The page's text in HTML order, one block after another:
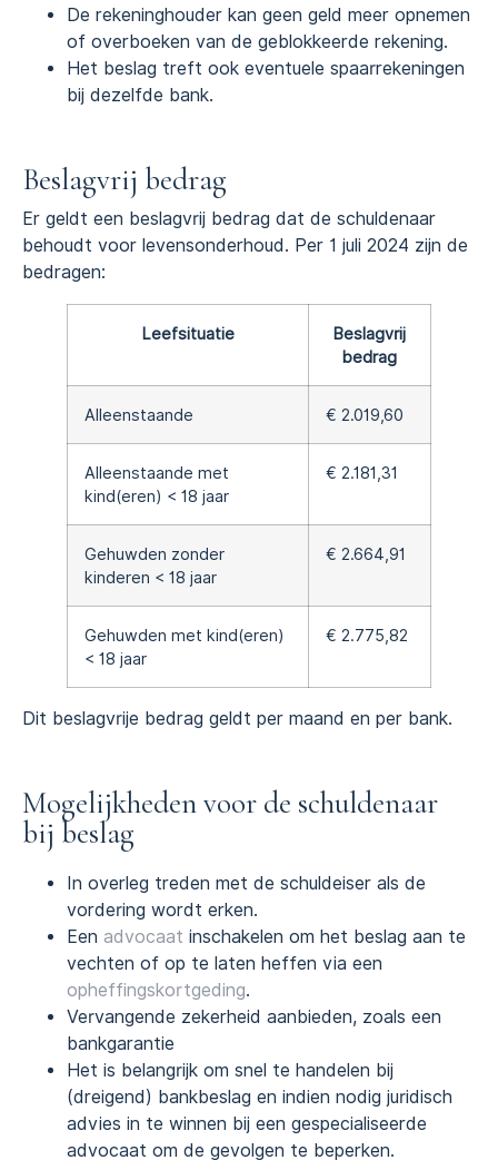
De rekeninghouder kan geen geld meer opnemen
of overboeken van de geblokkeerde rekening.
Het beslag treft ook eventuele spaarrekeningen
bij dezelfde bank.
Beslagvrij bedrag
Er geldt een beslagvrij bedrag dat de schuldenaar
behoudt voor levensonderhoud. Per 1 juli 2024 zijn de
bedragen:
Leefsituatie
Beslagvrij
bedrag
Alleenstaande € 2.019,60
Alleenstaande met
kind(eren) < 18 jaar
€ 2.181,31
Gehuwden zonder
kinderen < 18 jaar
€ 2.664,91
Gehuwden met kind(eren)
< 18 jaar
€ 2.775,82
Dit beslagvrije bedrag geldt per maand en per bank.
Mogelijkheden voor de schuldenaar
bij beslag
In overleg treden met de schuldeiser als de
vordering wordt erken.
Een advocaat inschakelen om het beslag aan te
vechten of op te laten heffen via een
opheffingskortgeding.
Vervangende zekerheid aanbieden, zoals een
bankgarantie
Het is belangrijk om snel te handelen bij
(dreigend) bankbeslag en indien nodig juridisch
advies in te winnen bij een gespecialiseerde
advocaat om de gevolgen te beperken.